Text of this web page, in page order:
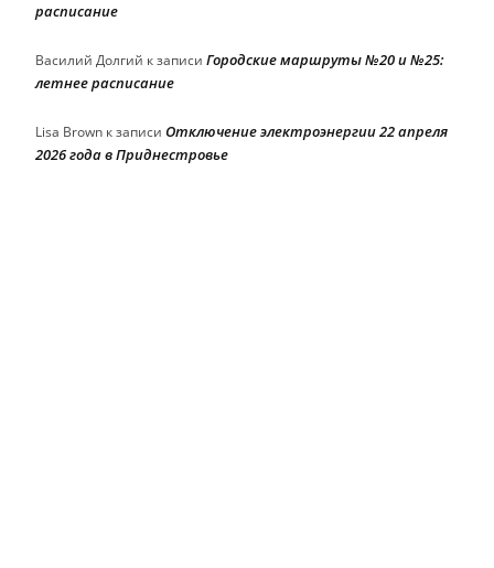
расписание
Василий Долгий к записи Городские маршруты №20 и №25:
летнее расписание
Lisa Brown к записи Отключение электроэнергии 22 апреля
2026 года в Приднестровье